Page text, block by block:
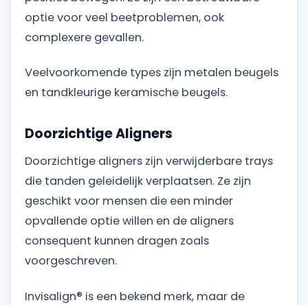
optie voor veel beetproblemen, ook
complexere gevallen.
Veelvoorkomende types zijn metalen beugels
en tandkleurige keramische beugels.
Doorzichtige Aligners
Doorzichtige aligners zijn verwijderbare trays
die tanden geleidelijk verplaatsen. Ze zijn
geschikt voor mensen die een minder
opvallende optie willen en de aligners
consequent kunnen dragen zoals
voorgeschreven.
Invisalign® is een bekend merk, maar de